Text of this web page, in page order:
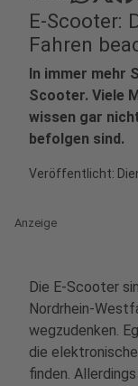
E-Scooter:
Fahren
In immer mehr
Scooter. Viele
wissen gar
befolgen sind.
Veröffentlicht:
Anzeige
Die E-Scooter
Nordrhein-
wegzudenken.
die
finden.